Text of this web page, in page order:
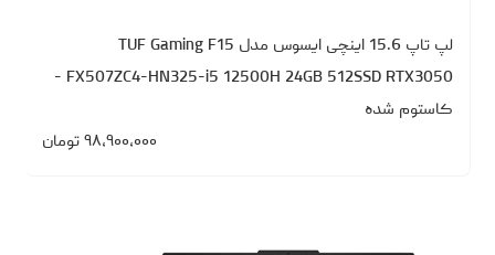
لپ تاپ 15.6 اینچی ایسوس مدل TUF Gaming F15
FX507ZC4-HN325-i5 12500H 24GB 512SSD RTX3050 -
کاستوم شده
۹۸،۹۰۰،۰۰۰ تومان